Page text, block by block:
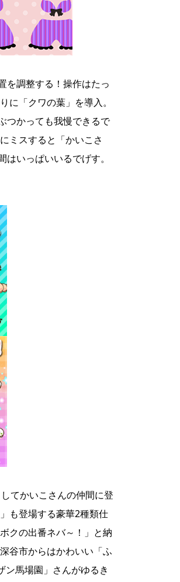
を調整する！操作はたっ
に「クワの葉」を導入。
つかっても我慢できるで
ミスすると「かいこさ
いっぱいいるでげす。
てかいこさんの仲間に登
も登場する豪華2種類仕
クの出番ネバ～！」と納
谷市からはかわいい「ふ
ン馬場園」さんがゆるき